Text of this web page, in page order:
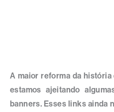
A maior reforma da
estamos ajeitando
banners. Esses links ainda